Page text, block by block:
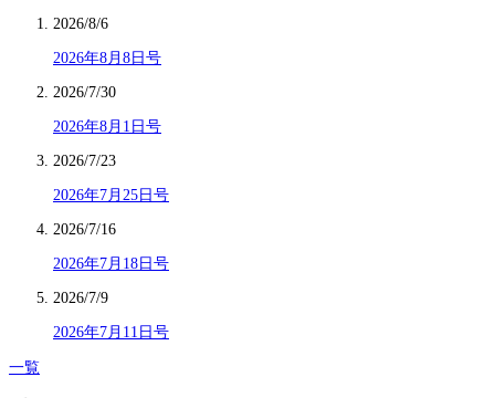
2026/8/6
2026年8月8日号
2026/7/30
2026年8月1日号
2026/7/23
2026年7月25日号
2026/7/16
2026年7月18日号
2026/7/9
2026年7月11日号
一覧